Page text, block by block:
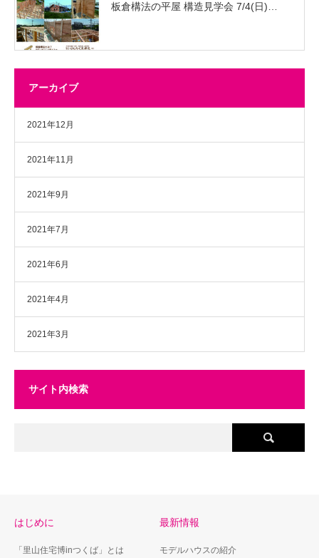
板倉構法の平屋 構造見学会 7/4(日)…
アーカイブ
2021年12月
2021年11月
2021年9月
2021年7月
2021年6月
2021年4月
2021年3月
サイト内検索
はじめに
「里山住宅博inつくば」とは
最新情報
モデルハウスの紹介